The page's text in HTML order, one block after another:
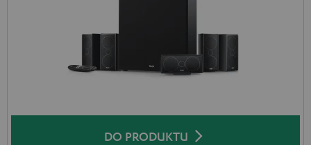
DO PRODUKTU